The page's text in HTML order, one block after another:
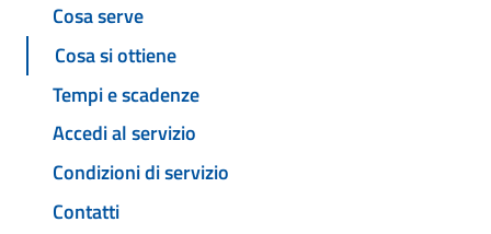
Cosa serve
Cosa si ottiene
Tempi e scadenze
Accedi al servizio
Condizioni di servizio
Contatti